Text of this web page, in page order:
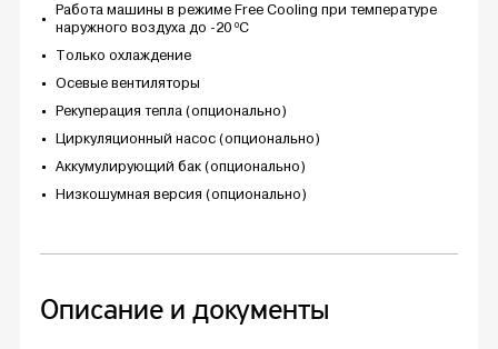
Работа машины в режиме Free Cooling при температуре
наружного воздуха до -20 ⁰С
Только охлаждение
Осевые вентиляторы
Рекуперация тепла (опционально)
Циркуляционный насос (опционально)
Аккумулирующий бак (опционально)
Низкошумная версия (опционально)
Описание и документы